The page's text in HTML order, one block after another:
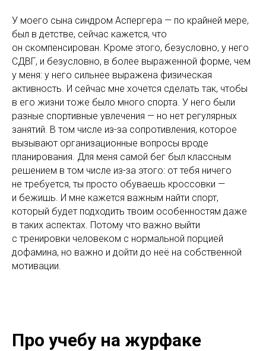
У моего сына синдром Аспергера — по крайней мере,
был в детстве, сейчас кажется, что
он скомпенсирован. Кроме этого, безусловно, у него
СДВГ, и безусловно, в более выраженной форме, чем
у меня: у него сильнее выражена физическая
активность. И сейчас мне хочется сделать так, чтобы
в его жизни тоже было много спорта. У него были
разные спортивные увлечения — но нет регулярных
занятий. В том числе из-за сопротивления, которое
вызывают организационные вопросы вроде
планирования. Для меня самой бег был классным
решением в том числе из-за этого: от тебя ничего
не требуется, ты просто обуваешь кроссовки —
и бежишь. И мне кажется важным найти спорт,
который будет подходить твоим особенностям даже
в таких аспектах. Потому что важно выйти
с тренировки человеком с нормальной порцией
дофамина, но важно и дойти до неё на собственной
мотивации.
Про учебу на журфаке